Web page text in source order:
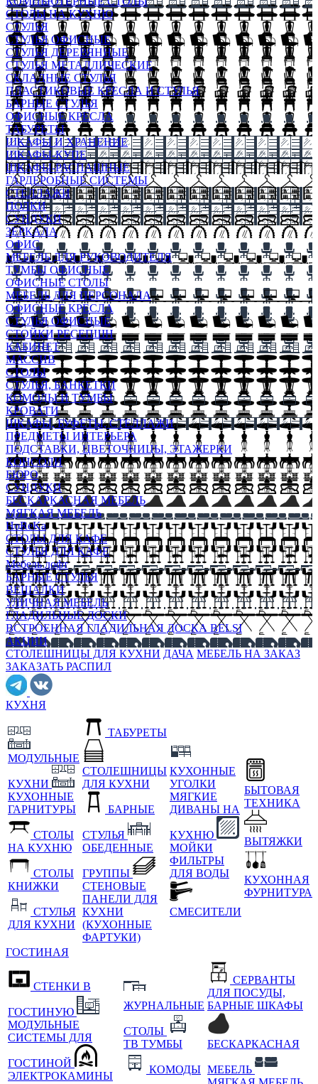
СТОЛЫ НА КУХНЮ
СТУЛЬЯ
СТУЛЬЯ ОФИСНЫЕ
СТУЛЬЯ ДЕРЕВЯННЫЕ
СТУЛЬЯ МЕТАЛЛИЧЕСКИЕ
СКЛАДНЫЕ СТУЛЬЯ
ПЛАСТИКОВЫЕ КРЕСЛА И СТУЛЬЯ
БАРНЫЕ СТУЛЬЯ
ОФИСНЫЕ КРЕСЛА
ТАБУРЕТЫ
ШКАФЫ И ХРАНЕНИЕ
ШКАФЫ-КУПЕ
ШКАФЫ-РАСПАШНЫЕ
ГАРДЕРОБНЫЕ СИСТЕМЫ
СТЕЛЛАЖИ
ПОЛКИ
СУНДУКИ
ЗЕРКАЛА
ОФИС
МЕБЕЛЬ ДЛЯ РУКОВОДИТЕЛЯ
ТУМБЫ ОФИСНЫЕ
ОФИСНЫЕ СТОЛЫ
МЕБЕЛЬ ДЛЯ ПЕРСОНАЛА
ОФИСНЫЕ КРЕСЛА
СТУЛЬЯ ОФИСНЫЕ
СТОЙКИ РЕСЕПШН
КАБИНЕТ
МАССИВ
СТОЛЫ
СТУЛЬЯ, БАНКЕТКИ
КОМОДЫ И ТУМБЫ
КРОВАТИ
ШКАФЫ, БУФЕТЫ, СТЕЛЛАЖИ
ПРЕДМЕТЫ ИНТЕРЬЕРА
ПОДСТАВКИ, ЦВЕТОЧНИЦЫ, ЭТАЖЕРКИ
КОНСОЛИ
БЮРО
СУНДУКИ
БЕСКАРКАСНАЯ МЕБЕЛЬ
МЯГКАЯ МЕБЕЛЬ
HoReKa
СТОЛЫ ДЛЯ КАФЕ
СТУЛЬЯ ДЛЯ КАФЕ
Мебель лофт
БАРНЫЕ СТУЛЬЯ
ВЕШАЛКИ
УЛИЧНАЯ МЕБЕЛЬ
ГЛАДИЛЬНЫЕ ДОСКИ
ВСТРОЕННАЯ ГЛАДИЛЬНАЯ ДОСКА BELSI
АКЦИИ
СТОЛЕШНИЦЫ ДЛЯ КУХНИ ДАЧА МЕБЕЛЬ НА ЗАКАЗ
ЗАКАЗАТЬ РАСПИЛ
КУХНЯ
МОДУЛЬНЫЕ
КУХНИ
КУХОННЫЕ
ГАРНИТУРЫ
СТОЛЫ
НА КУХНЮ
СТОЛЫ
КНИЖКИ
СТУЛЬЯ
ДЛЯ КУХНИ
ТАБУРЕТЫ
СТОЛЕШНИЦЫ
ДЛЯ КУХНИ
БАРНЫЕ
СТУЛЬЯ
ОБЕДЕННЫЕ
ГРУППЫ
СТЕНОВЫЕ
ПАНЕЛИ ДЛЯ
КУХНИ
(КУХОННЫЕ
ФАРТУКИ)
КУХОННЫЕ
УГОЛКИ
МЯГКИЕ
ДИВАНЫ НА
КУХНЮ
МОЙКИ
ФИЛЬТРЫ
ДЛЯ ВОДЫ
СМЕСИТЕЛИ
БЫТОВАЯ
ТЕХНИКА
ВЫТЯЖКИ
КУХОННАЯ
ФУРНИТУРА
ГОСТИНАЯ
СТЕНКИ В
ГОСТИНУЮ
МОДУЛЬНЫЕ
СИСТЕМЫ ДЛЯ
ГОСТИНОЙ
ЭЛЕКТРОКАМИНЫ
ЖУРНАЛЬНЫЕ
СТОЛЫ
ТВ ТУМБЫ
КОМОДЫ
СЕРВАНТЫ
ДЛЯ ПОСУДЫ,
БАРНЫЕ ШКАФЫ
БЕСКАРКАСНАЯ
МЕБЕЛЬ